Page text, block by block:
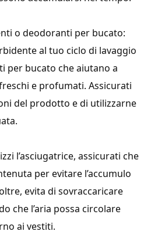
o deodoranti per bucato:
al tuo ciclo di lavaggio
per bucato che aiutano a
e profumati. Assicurati
del prodotto e di utilizzarne
l’asciugatrice, assicurati che
per evitare l’accumulo
evita di sovraccaricare
che l’aria possa circolare
ai vestiti.